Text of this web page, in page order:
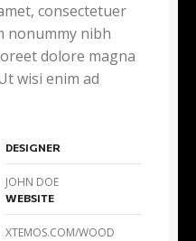
consectetuer
nonummy nibh
dolore magna
wisi enim ad
DESIGNER
JOHN DOE
WEBSITE
XTEMOS.COM/WOOD